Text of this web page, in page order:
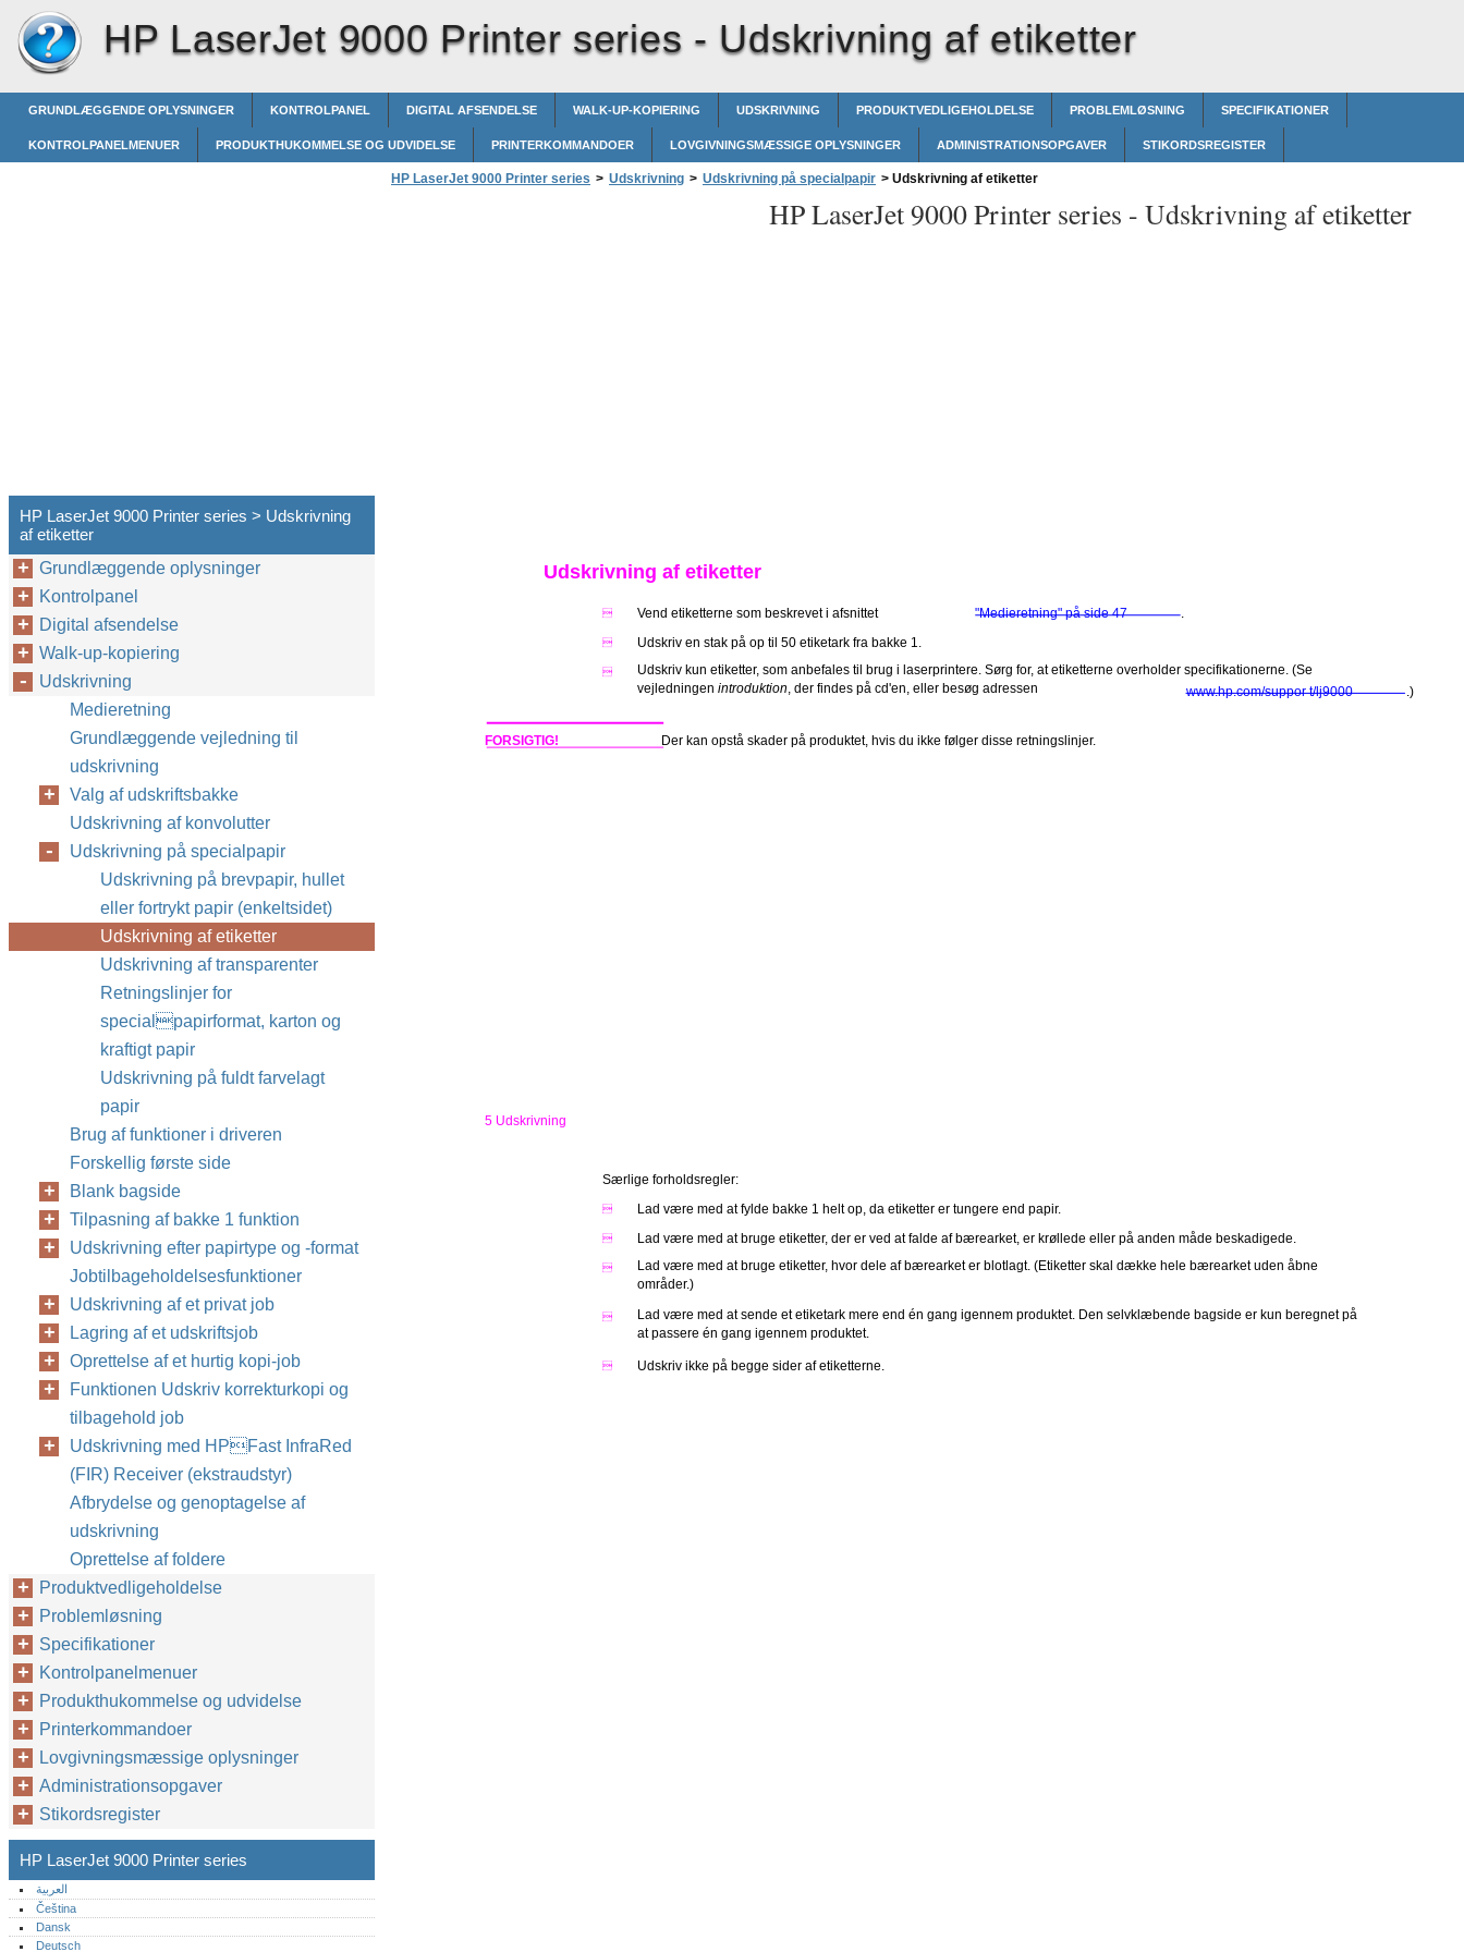
HP LaserJet 9000 Printer series - Udskrivning af etiketter
GRUNDLÆGGENDE OPLYSNINGER KONTROLPANEL DIGITAL AFSENDELSE WALK-UP-KOPIERING UDSKRIVNING PRODUKTVEDLIGEHOLDELSE PROBLEMLØSNING SPECIFIKATIONER
KONTROLPANELMENUER PRODUKTHUKOMMELSE OG UDVIDELSE PRINTERKOMMANDOER LOVGIVNINGSMÆSSIGE OPLYSNINGER ADMINISTRATIONSOPGAVER STIKORDSREGISTER
HP LaserJet 9000 Printer series > Udskrivning > Udskrivning på specialpapir > Udskrivning af etiketter
HP LaserJet 9000 Printer series - Udskrivning af etiketter
Udskrivning af etiketter
 Vend etiketterne som beskrevet i afsnittet "Medieretning" på side 47 .
 Udskriv en stak på op til 50 etiketark fra bakke 1.

Udskriv kun etiketter, som anbefales til brug i laserprintere. Sørg for, at etiketterne overholder specifikationerne. (Se
vejledningen introduktion, der findes på cd'en, eller besøg adressen www.hp.com/suppor t/lj9000 .)
FORSIGTIG! Der kan opstå skader på produktet, hvis du ikke følger disse retningslinjer.
5 Udskrivning
Særlige forholdsregler:
 Lad være med at fylde bakke 1 helt op, da etiketter er tungere end papir.
 Lad være med at bruge etiketter, der er ved at falde af bærearket, er krøllede eller på anden måde beskadigede.

Lad være med at bruge etiketter, hvor dele af bærearket er blotlagt. (Etiketter skal dække hele bærearket uden åbne
områder.)

Lad være med at sende et etiketark mere end én gang igennem produktet. Den selvklæbende bagside er kun beregnet på
at passere én gang igennem produktet.
 Udskriv ikke på begge sider af etiketterne.
HP LaserJet 9000 Printer series > Udskrivning
af etiketter
Grundlæggende oplysninger
Kontrolpanel
Digital afsendelse
Walk-up-kopiering
Udskrivning
Medieretning
Grundlæggende vejledning til
udskrivning
Valg af udskriftsbakke
Udskrivning af konvolutter
Udskrivning på specialpapir
Udskrivning på brevpapir, hullet
eller fortrykt papir (enkeltsidet)
Udskrivning af etiketter
Udskrivning af transparenter
Retningslinjer for
specialpapirformat, karton og
kraftigt papir
Udskrivning på fuldt farvelagt
papir
Brug af funktioner i driveren
Forskellig første side
Blank bagside
Tilpasning af bakke 1 funktion
Udskrivning efter papirtype og -format
Jobtilbageholdelsesfunktioner
Udskrivning af et privat job
Lagring af et udskriftsjob
Oprettelse af et hurtig kopi-job
Funktionen Udskriv korrekturkopi og
tilbagehold job
Udskrivning med HPFast InfraRed
(FIR) Receiver (ekstraudstyr)
Afbrydelse og genoptagelse af
udskrivning
Oprettelse af foldere
Produktvedligeholdelse
Problemløsning
Specifikationer
Kontrolpanelmenuer
Produkthukommelse og udvidelse
Printerkommandoer
Lovgivningsmæssige oplysninger
Administrationsopgaver
Stikordsregister
HP LaserJet 9000 Printer series
العربية
Čeština
Dansk
Deutsch